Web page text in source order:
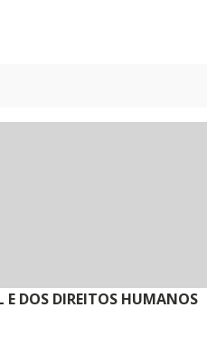
E DOS DIREITOS HUMANOS